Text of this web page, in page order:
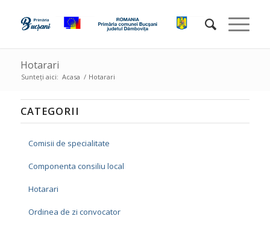
Hotarari
Sunteți aici: Acasa / Hotarari
CATEGORII
Comisii de specialitate
Componenta consiliu local
Hotarari
Ordinea de zi convocator